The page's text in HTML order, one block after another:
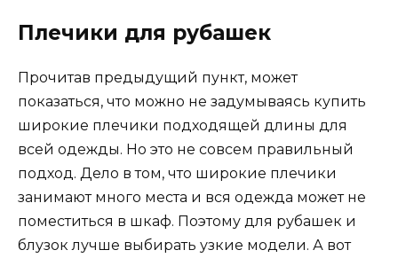
Плечики для рубашек
Прочитав предыдущий пункт, может
показаться, что можно не задумываясь купить
широкие плечики подходящей длины для
всей одежды. Но это не совсем правильный
подход. Дело в том, что широкие плечики
занимают много места и вся одежда может не
поместиться в шкаф. Поэтому для рубашек и
блузок лучше выбирать узкие модели. А вот